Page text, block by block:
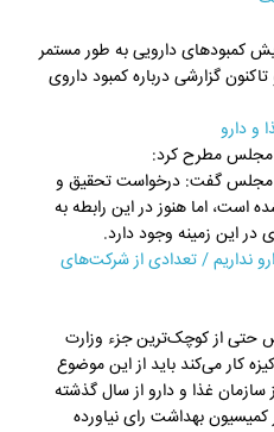
کمبودهای دارویی به طور مستمر
گزارشی درباره کمبود داروی
و دارو
مجلس مطرح کرد:
مجلس گفت: درخواست تحقیق و
است، اما هنوز در این رابطه به
در این زمینه وجود دارد.
نداریم / تعدادی از شرکت‌های
حتی از کوچک‌ترین جزء وزارت
کار می‌کند باید از این موضوع
غذا و دارو از سال گذشته
بهداشت رای نیاورده